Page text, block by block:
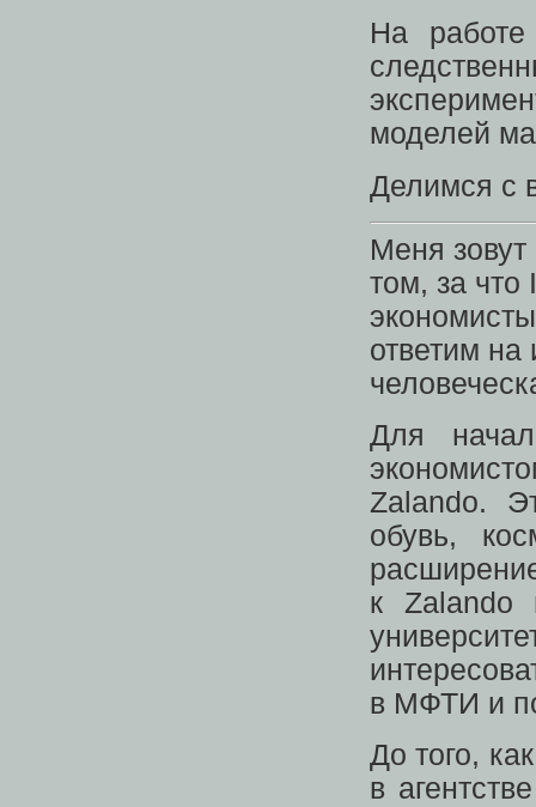
На работе
моделей
Делимся с
Меня
том, за что
ответим на
Для
Zalando.
обувь,
к Zalando
в МФТИ и
До того,
в